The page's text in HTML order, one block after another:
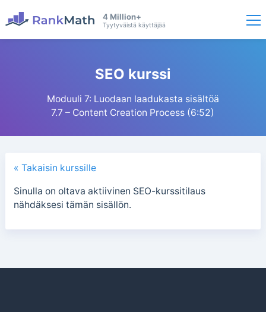
4 Million+
Tyytyväistä käyttäjää
SEO kurssi
Moduuli 7: Luodaan laadukasta sisältöä
7.7 – Content Creation Process (6:52)
« Takaisin kurssille
Sinulla on oltava aktiivinen SEO-kurssitilaus
nähdäksesi tämän sisällön.